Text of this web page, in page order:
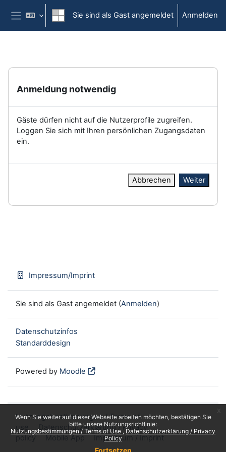
Zum Hauptinhalt
Wenn Sie weiter auf dieser Webseite arbeiten möchten, bestätigen Sie
bitte unsere Nutzungsrichtlinie:
Nutzungsbestimmungen / Terms of Use
Datenschutzerklärung / Privacy
Policy
Fortsetzen
Website-Übersicht
Sie sind als Gast angemeldet Anmelden
Anmeldung notwendig
Gäste dürfen nicht auf die Nutzerprofile zugreifen.
Loggen Sie sich mit Ihren persönlichen Zugangsdaten
ein.
Abbrechen Weiter
Impressum/Imprint
Sie sind als Gast angemeldet (Anmelden)
Datenschutzinfos
Standarddesign
Powered by Moodle
Nutzungsbestimmungen / Terms of
use
Datenschutzerklärung / Privacy
policy
Mobile App Impressum / Imprint